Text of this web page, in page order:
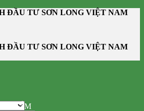
ĐẦU TƯ SƠN LONG VIỆT NAM
ĐẦU TƯ SƠN LONG VIỆT NAM
PHẨM